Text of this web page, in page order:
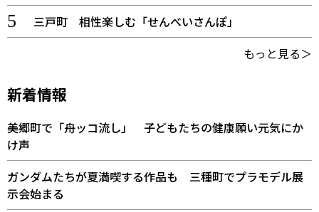
三戸町 相性楽しむ「せんべいさんぽ」
もっと見る＞
新着情報
美郷町で「舟ッコ流し」 子どもたちの健康願い元気にか
け声
ガンダムたちが夏満喫する作品も 三種町でプラモデル展
示会始まる